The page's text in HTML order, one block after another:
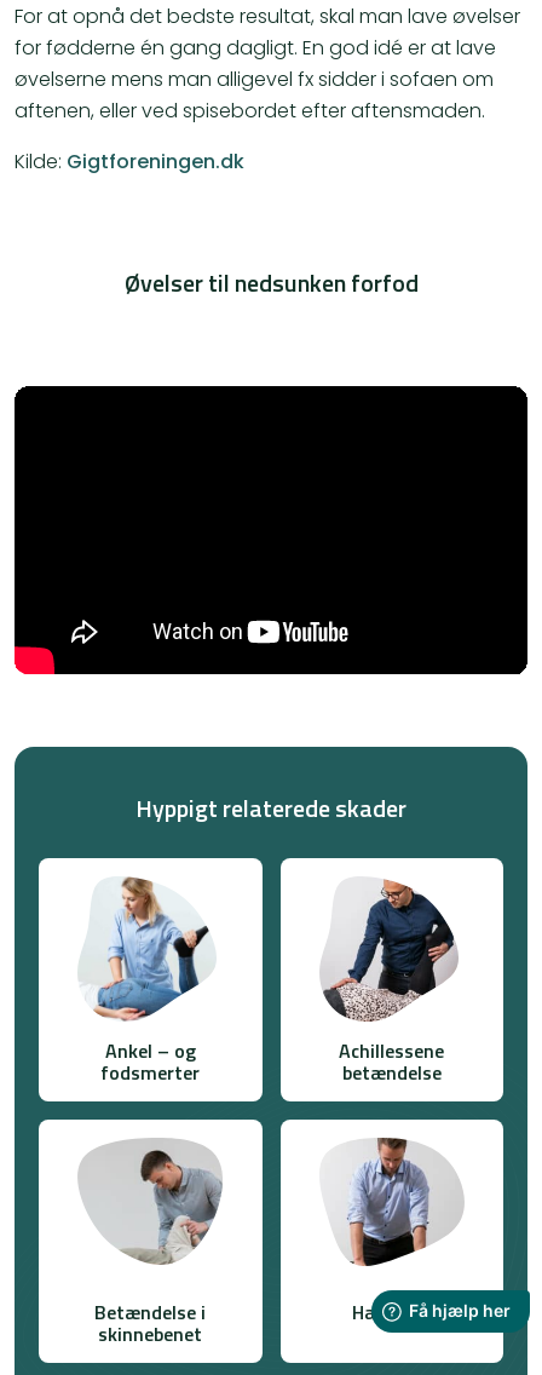
For at opnå det bedste resultat, skal man lave øvelser
for fødderne én gang dagligt. En god idé er at lave
øvelserne mens man alligevel fx sidder i sofaen om
aftenen, eller ved spisebordet efter aftensmaden.
Kilde: Gigtforeningen.dk
Øvelser til nedsunken forfod
Hyppigt relaterede skader
Ankel – og
fodsmerter
Achillessene
betændelse
Betændelse i
skinnebenet
Hælspore